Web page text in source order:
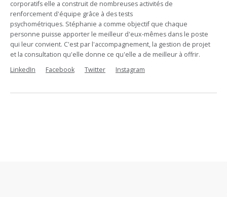
corporatifs elle a construit de nombreuses activités de
renforcement d'équipe grâce à des tests
psychométriques. Stéphanie a comme objectif que chaque
personne puisse apporter le meilleur d'eux-mêmes dans le poste
qui leur convient. C'est par l'accompagnement, la gestion de projet
et la consultation qu'elle donne ce qu'elle a de meilleur à offrir.
LinkedIn
Facebook Twitter Instagram